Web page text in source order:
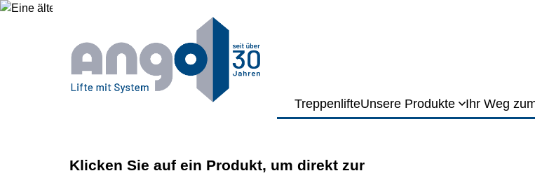
TreppenlifteUnsere Produkte Ihr Weg
Referenzen
Klicken Sie auf ein Produkt, um direkt zur